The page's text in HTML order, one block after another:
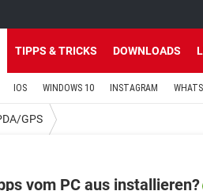
TIPPS & TRICKS DOWNLOADS
IOS WINDOWS 10 INSTAGRAM
GPS
vom PC aus installieren?